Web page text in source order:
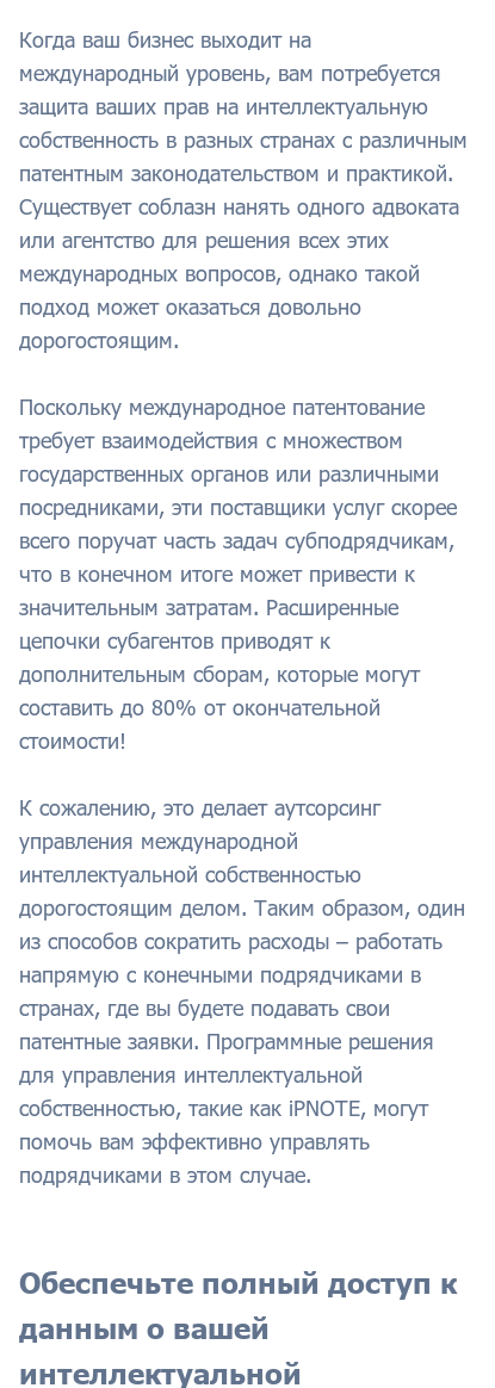
Когда ваш бизнес выходит на
международный уровень, вам потребуется
защита ваших прав на интеллектуальную
собственность в разных странах с различным
патентным законодательством и практикой.
Существует соблазн нанять одного адвоката
или агентство для решения всех этих
международных вопросов, однако такой
подход может оказаться довольно
дорогостоящим.
Поскольку международное патентование
требует взаимодействия с множеством
государственных органов или различными
посредниками, эти поставщики услуг скорее
всего поручат часть задач субподрядчикам,
что в конечном итоге может привести к
значительным затратам. Расширенные
цепочки субагентов приводят к
дополнительным сборам, которые могут
составить до 80% от окончательной
стоимости!
К сожалению, это делает аутсорсинг
управления международной
интеллектуальной собственностью
дорогостоящим делом. Таким образом, один
из способов сократить расходы – работать
напрямую с конечными подрядчиками в
странах, где вы будете подавать свои
патентные заявки. Программные решения
для управления интеллектуальной
собственностью, такие как iPNOTE, могут
помочь вам эффективно управлять
подрядчиками в этом случае.
Обеспечьте полный доступ к
данным о вашей
интеллектуальной